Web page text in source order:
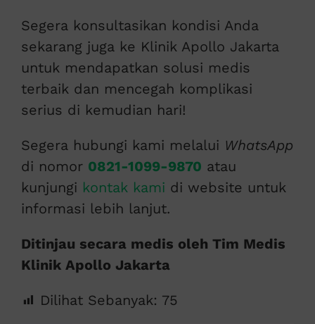
Segera konsultasikan kondisi Anda
sekarang juga ke Klinik Apollo Jakarta
untuk mendapatkan solusi medis
terbaik dan mencegah komplikasi
serius di kemudian hari!
Segera hubungi kami melalui WhatsApp
di nomor 0821-1099-9870 atau
kunjungi kontak kami di website untuk
informasi lebih lanjut.
Ditinjau secara medis oleh Tim Medis
Klinik Apollo Jakarta
Dilihat Sebanyak: 75